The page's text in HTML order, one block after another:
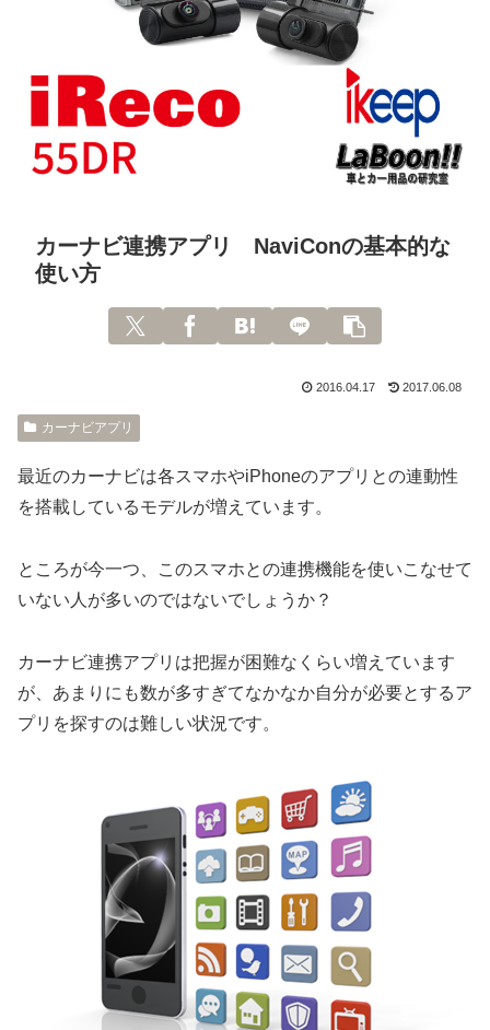
カーナビ連携アプリ NaviConの基本的な
使い方
2016.04.17 2017.06.08
カーナビアプリ
最近のカーナビは各スマホやiPhoneのアプリとの連動性
を搭載しているモデルが増えています。
ところが今一つ、このスマホとの連携機能を使いこなせて
いない人が多いのではないでしょうか？
カーナビ連携アプリは把握が困難なくらい増えています
が、あまりにも数が多すぎてなかなか自分が必要とするア
プリを探すのは難しい状況です。